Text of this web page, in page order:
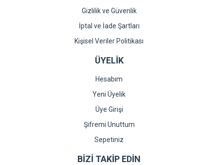
Gizlilik ve Güvenlik
İptal ve İade Şartları
Kişisel Veriler Politikası
ÜYELİK
Hesabım
Yeni Üyelik
Üye Girişi
Şifremi Unuttum
Sepetiniz
BİZİ TAKİP EDİN